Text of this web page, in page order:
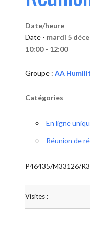
Date/heure
Date - mardi 5
10:00 - 12:00
Groupe : AA
Catégories
En ligne
Réunion de
P46435/M33126/
Visites :